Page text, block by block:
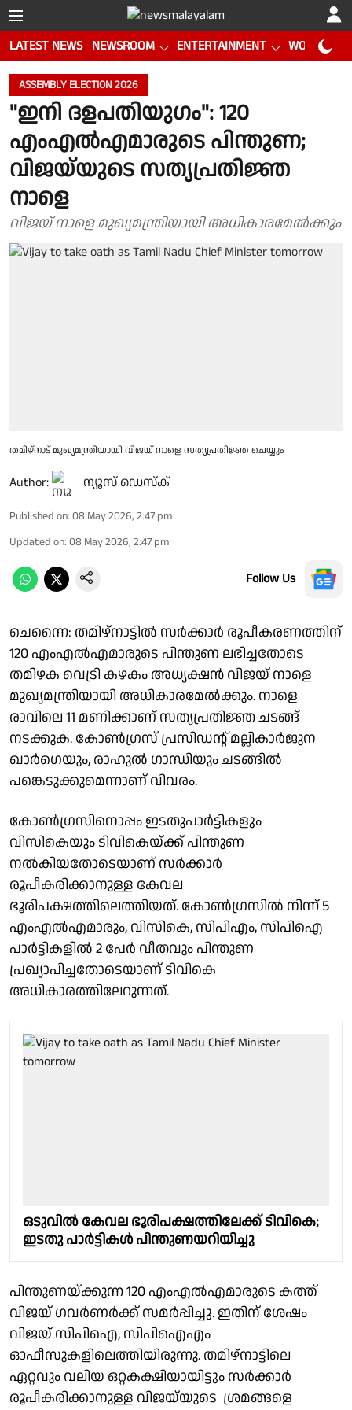
LATEST NEWS NEWSROOM ENTERTAINMENT WORLD CUP
ASSEMBLY ELECTION 2026
"ഇനി ദളപതിയുഗം": 120
എംഎൽഎമാരുടെ പിന്തുണ;
വിജയ്‌യുടെ സത്യപ്രതിജ്ഞ
നാളെ
വിജയ് നാളെ മുഖ്യമന്ത്രിയായി അധികാരമേൽക്കും
തമിഴ്നാട് മുഖ്യമന്ത്രിയായി വിജയ് നാളെ സത്യപ്രതിജ്ഞ ചെയ്യും
Author: ന്യൂസ് ഡെസ്ക്
Published on: 08 May 2026, 2:47 pm
Updated on: 08 May 2026, 2:47 pm
Follow Us
ചെന്നൈ: തമിഴ്നാട്ടിൽ സർക്കാർ രൂപീകരണത്തിന്
120 എംഎൽഎമാരുടെ പിന്തുണ ലഭിച്ചതോടെ
തമിഴക വെട്രി കഴകം അധ്യക്ഷൻ വിജയ് നാളെ
മുഖ്യമന്ത്രിയായി അധികാരമേൽക്കും. നാളെ
രാവിലെ 11 മണിക്കാണ് സത്യപ്രതിജ്ഞ ചടങ്ങ്
നടക്കുക. കോൺഗ്രസ് പ്രസിഡൻ്റ് മല്ലികാർജുന
ഖാർഗെയും, രാഹുൽ ഗാന്ധിയും ചടങ്ങിൽ
പങ്കെടുക്കുമെന്നാണ് വിവരം.
കോൺഗ്രസിനൊപ്പം ഇടതുപാർട്ടികളും
വിസികെയും ടിവികെയ്ക്ക് പിന്തുണ
നൽകിയതോടെയാണ് സർക്കാർ
രൂപീകരിക്കാനുള്ള കേവല
ഭൂരിപക്ഷത്തിലെത്തിയത്. കോൺഗ്രസിൽ നിന്ന് 5
എംഎൽഎമാരും, വിസികെ, സിപിഎം, സിപിഐ
പാർട്ടികളിൽ 2 പേർ വീതവും പിന്തുണ
പ്രഖ്യാപിച്ചതോടെയാണ് ടിവികെ
അധികാരത്തിലേറുന്നത്.
ഒടുവിൽ കേവല ഭൂരിപക്ഷത്തിലേക്ക് ടിവികെ;
ഇടതു പാർട്ടികൾ പിന്തുണയറിയിച്ചു
പിന്തുണയ്ക്കുന്ന 120 എംഎൽഎമാരുടെ കത്ത്
വിജയ് ഗവർണർക്ക് സമർപ്പിച്ചു. ഇതിന് ശേഷം
വിജയ് സിപിഐ, സിപിഐഎം
ഓഫീസുകളിലെത്തിയിരുന്നു. തമിഴ്നാട്ടിലെ
ഏറ്റവും വലിയ ഒറ്റകക്ഷിയായിട്ടും സർക്കാർ
രൂപീകരിക്കാനുള്ള വിജയ്‌യുടെ ശ്രമങ്ങളെ